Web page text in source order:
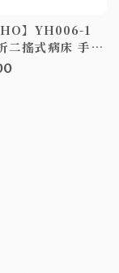
】YH006-1
二搖式病床 手動
床 鋁合金護欄